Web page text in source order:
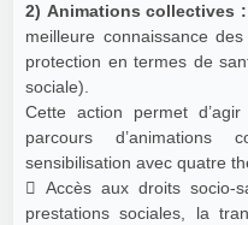
2) Animations collectives :
meilleure connaissance
protection en termes de
sociale).
Cette action permet
parcours d’animations
sensibilisation avec quatre
 Accès aux droits socio-
prestations sociales, la